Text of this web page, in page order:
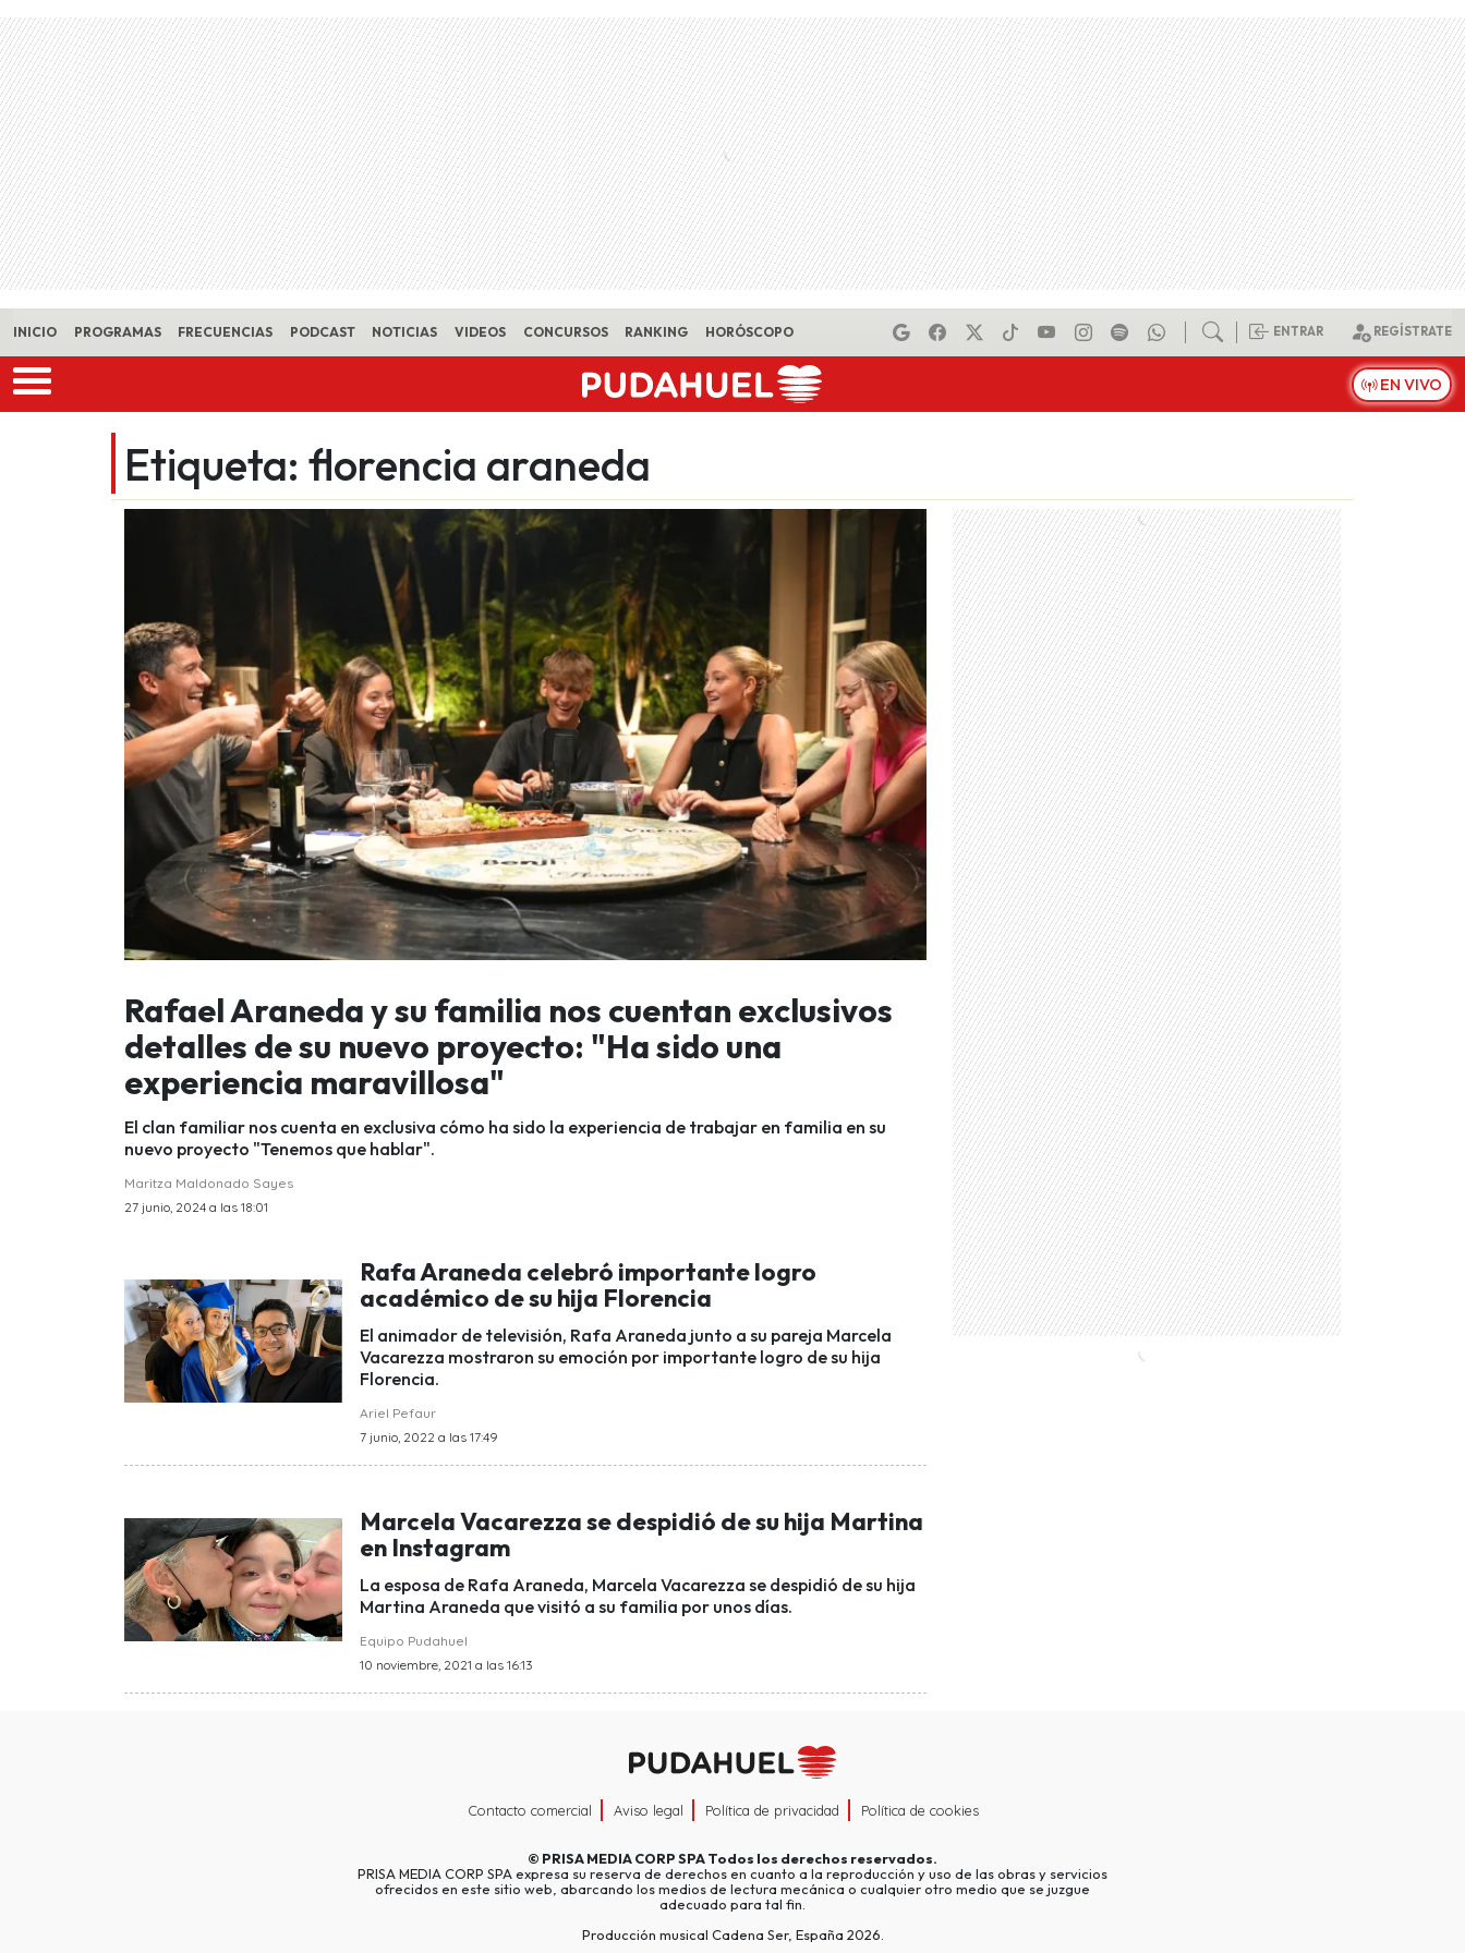
Skip to main content
INICIO PROGRAMAS FRECUENCIAS PODCAST NOTICIAS VIDEOS CONCURSOS RANKING HORÓSCOPO ENTRAR REGÍSTRATE
EN VIVO
Etiqueta: florencia araneda
Rafael Araneda y su familia nos cuentan exclusivos
detalles de su nuevo proyecto: "Ha sido una
experiencia maravillosa"
El clan familiar nos cuenta en exclusiva cómo ha sido la experiencia de trabajar en familia en su
nuevo proyecto "Tenemos que hablar".
Maritza Maldonado Sayes
27 junio, 2024 a las 18:01
Rafa Araneda celebró importante logro
académico de su hija Florencia
El animador de televisión, Rafa Araneda junto a su pareja Marcela
Vacarezza mostraron su emoción por importante logro de su hija
Florencia.
Ariel Pefaur
7 junio, 2022 a las 17:49
Marcela Vacarezza se despidió de su hija Martina
en Instagram
La esposa de Rafa Araneda, Marcela Vacarezza se despidió de su hija
Martina Araneda que visitó a su familia por unos días.
Equipo Pudahuel
10 noviembre, 2021 a las 16:13
Contacto comercial Aviso legal Política de privacidad Política de cookies
© PRISA MEDIA CORP SPATodos los derechos reservados.
PRISA MEDIA CORP SPA expresa su reserva de derechos en cuanto a la reproducción y uso de las obras y servicios
ofrecidos en este sitio web, abarcando los medios de lectura mecánica o cualquier otro medio que se juzgue
adecuado para tal fin.
Producción musical Cadena Ser, España 2026.